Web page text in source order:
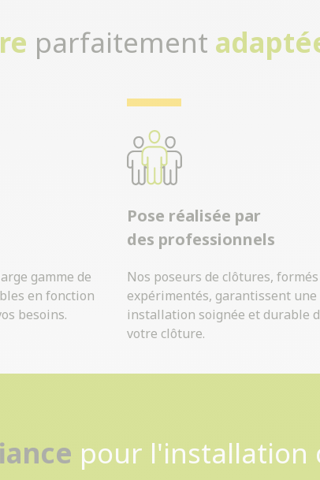
parfaitement
gamme de
en fonction
besoins.
Pose réalisée par
des professionnels
Nos poseurs de clôtures,
expérimentés, garantissent une
installation soignée et durable
votre clôture.
pour l'installation